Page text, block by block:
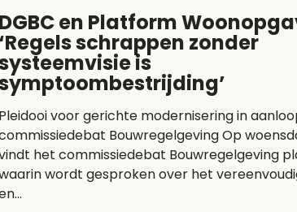
DGBC en Platform
‘Regels schrappen zonder
is
Pleidooi voor gerichte modernisering in
Bouwregelgeving Op woensdag 1 juli
het commissiedebat Bouwregelgeving
wordt gesproken over het